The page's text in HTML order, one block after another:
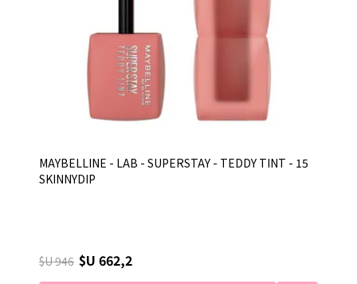
MAYBELLINE - LAB - SUPERSTAY - TEDDY TINT - 15
SKINNYDIP
$U 946 $U 662,2